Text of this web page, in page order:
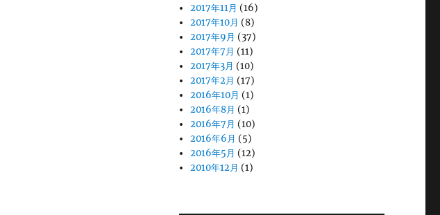
2017年11月 (16)
2017年10月 (8)
2017年9月 (37)
2017年7月 (11)
2017年3月 (10)
2017年2月 (17)
2016年10月 (1)
2016年8月 (1)
2016年7月 (10)
2016年6月 (5)
2016年5月 (12)
2010年12月 (1)